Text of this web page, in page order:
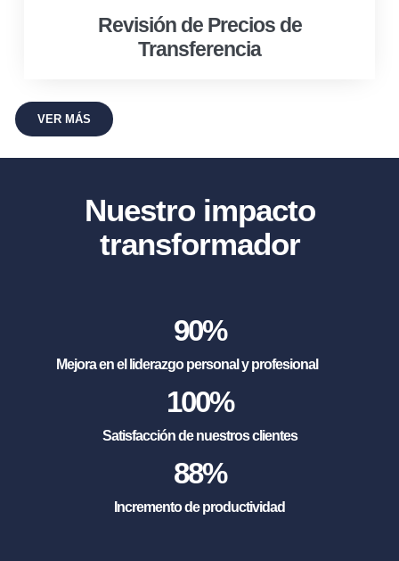
Revisión de Precios de
Transferencia
VER MÁS
Nuestro impacto
transformador
90%
Mejora en el liderazgo personal y profesional
100%
Satisfacción de nuestros clientes
88%
Incremento de productividad